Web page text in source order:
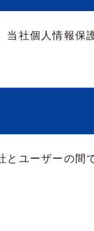
社個人情報保
ユーザーの